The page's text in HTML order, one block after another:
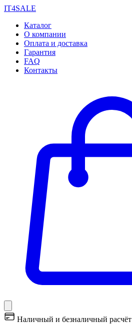
IT4SALE
Каталог
О компании
Оплата и доставка
Гарантия
FAQ
Контакты
Наличный и безналичный расчёт